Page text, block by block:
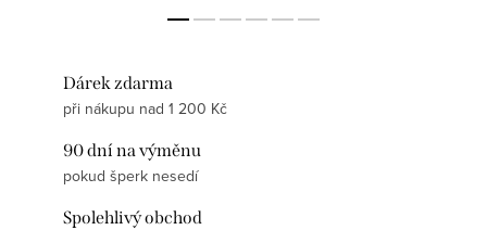
Dárek zdarma
při nákupu nad 1 200 Kč
90 dní na výměnu
pokud šperk nesedí
Spolehlivý obchod